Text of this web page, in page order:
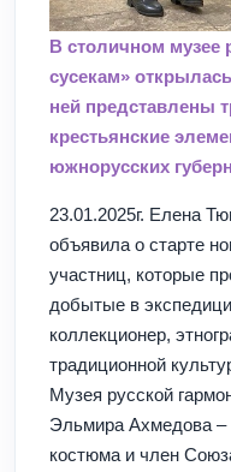
В столичном музее
сусекам»
ней представлены
крестьянские
южнорусских
23.01.2025г. Елена
объявила о старте
участниц, которые
добытые в
коллекционер,
традиционной
Музея русской
Эльмира Ахмедова –
костюма и член